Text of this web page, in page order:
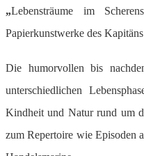
„Lebensträume im
Papierkunstwerke des Kapitäns
Die humorvollen bis
unterschiedlichen
Kindheit und Natur rund um
zum Repertoire wie Episoden